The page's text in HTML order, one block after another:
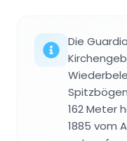
Die
162 Meter
1885 vom